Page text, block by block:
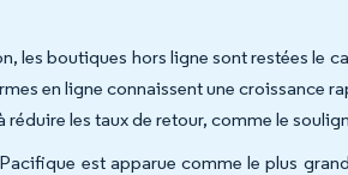
les boutiques hors ligne sont restées le
en ligne connaissent une croissance
les taux de retour, comme le
est apparue comme le plus